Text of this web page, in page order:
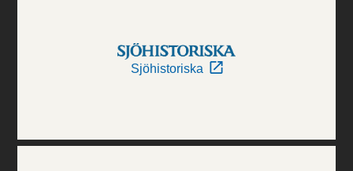
Sjöhistoriska